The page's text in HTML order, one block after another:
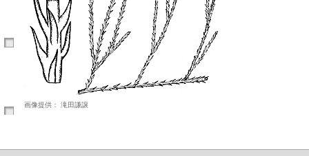
画像提供： 滝田謙譲